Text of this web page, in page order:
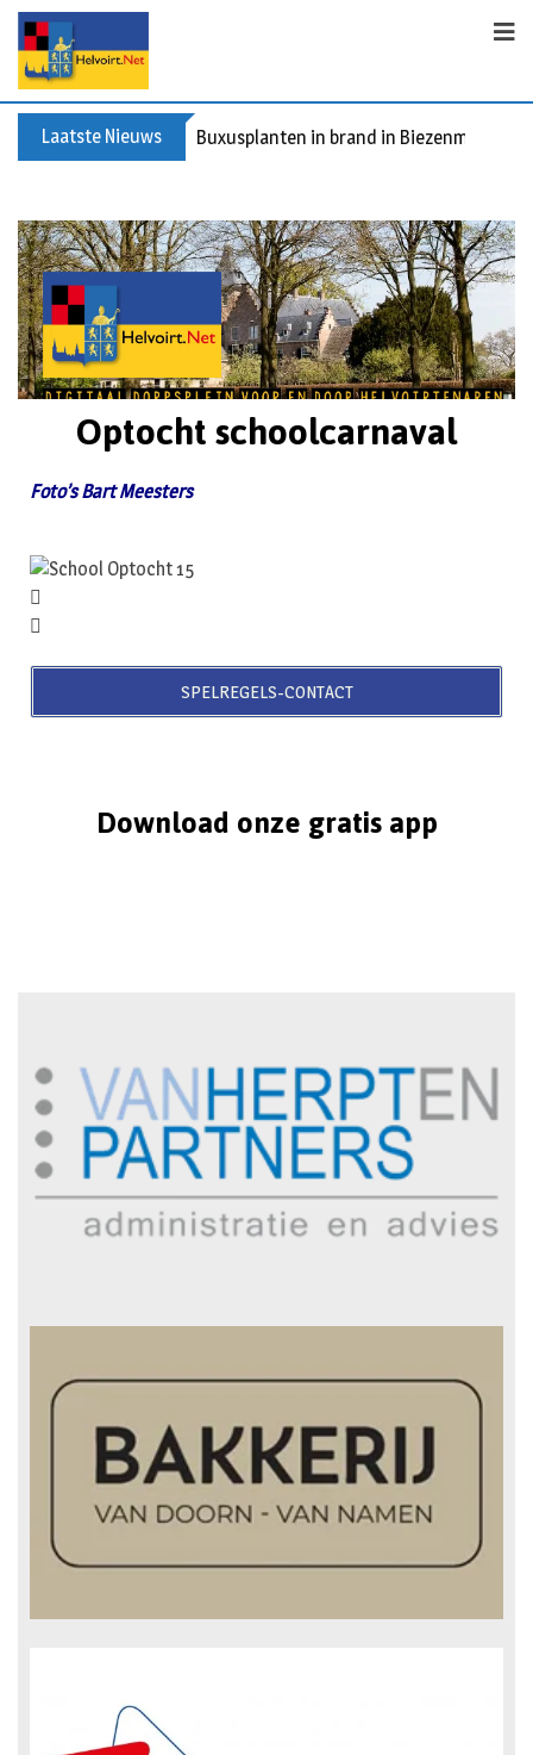
Laatste Nieuws Buxusplanten in brand in Biezenmortel,
Optocht schoolcarnaval
Foto’s Bart Meesters
SPELREGELS-CONTACT
Download onze gratis app